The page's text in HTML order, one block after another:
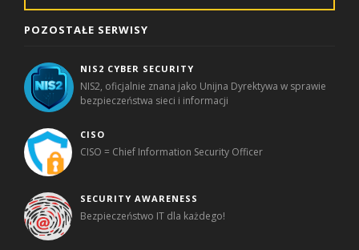
POZOSTAŁE SERWISY
NIS2 CYBER SECURITY
NIS2, oficjalnie znana jako Unijna Dyrektywa w sprawie
bezpieczeństwa sieci i informacji
CISO
CISO = Chief Information Security Officer
SECURITY AWARENESS
Bezpieczeństwo IT dla każdego!